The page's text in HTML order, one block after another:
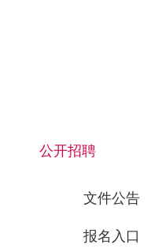
公开招聘
文件公告
报名入口